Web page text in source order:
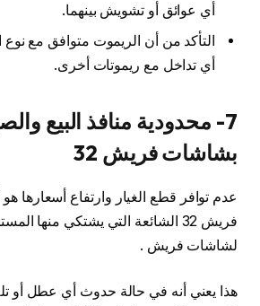
أي عوائق أو تشويش بينهما.
التأكد من أن الريموت متوافق مع نوع
أي تداخل مع ريموتات أخرى.
7- محدودية منافذ البيع
بشاشات فريش 32
عدم توافر قطع الغيار وارتفاع
فريش 32 الشائعة التي يشتكي منها
لشاشات فريش .
هذا يعني أنه في حالة حدوث أي عطل أو